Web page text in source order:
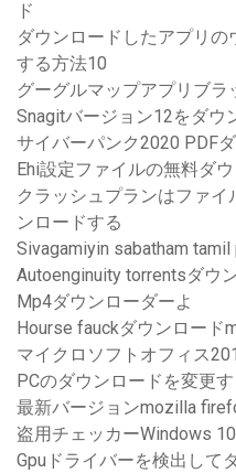
ド
ダウンロードしたアプリ
する方法10
グーグルマップアプリブ
Snagitバージョン12をダウ
サイバーパンク2020 PDF
Ehi設定ファイルの無料ダ
クラッシュプランはファ
ンロードする
Sivagamiyin sabatham
Autoenginuity torrentsダウ
Mp4ダウンローダーよ
Hourse fauckダウンロード
マイクロソフトオフィス
PCのダウンロードを変更す
最新バージョンmozilla
盗用チェッカーWindows
Gpuドライバーを検出して